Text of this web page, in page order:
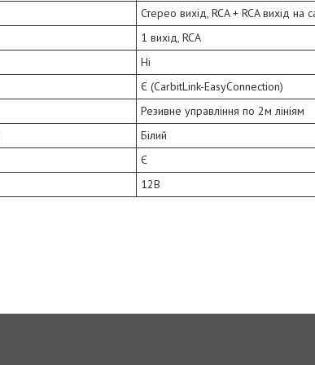
Стерео вихід, RCA + RCA вихід на
1 вихід, RCA
Ні
Є (CarbitLink-EasyConnection)
Резивне управління по 2м лініям
Білий
Є
12В